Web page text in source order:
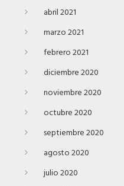
abril 2021
marzo 2021
febrero 2021
diciembre 2020
noviembre 2020
octubre 2020
septiembre 2020
agosto 2020
julio 2020